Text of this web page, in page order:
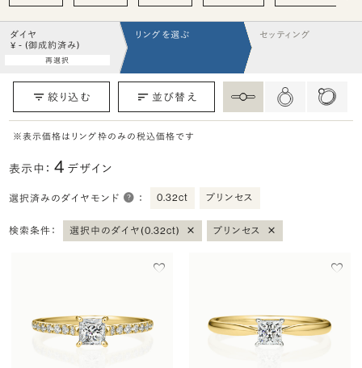
ダイヤ
¥ - (御成約済み)
再選択
リングを選ぶ セッティング
絞り込む 並び替え
※表示価格はリング枠のみの税込価格です
表示中：4 デザイン
選択済みのダイヤモンド ： 0.32ct プリンセス
検索条件： 選択中のダイヤ(0.32ct) × プリンセス ×